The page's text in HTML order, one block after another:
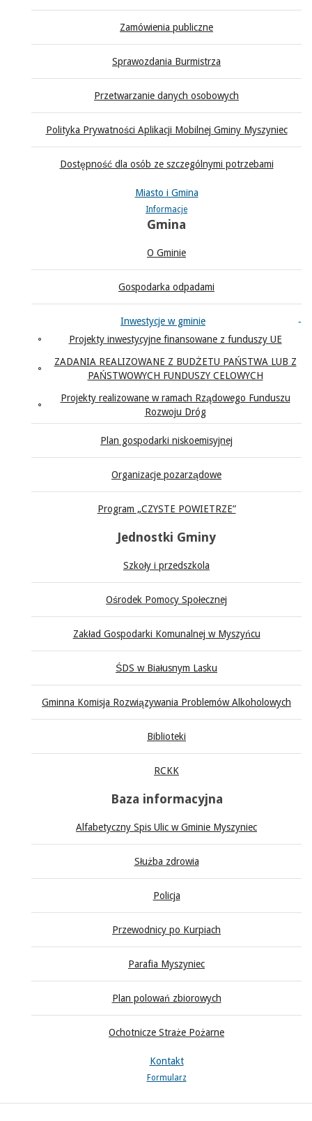
Zamówienia publiczne
Sprawozdania Burmistrza
Przetwarzanie danych osobowych
Polityka Prywatności Aplikacji Mobilnej Gminy Myszyniec
Dostępność dla osób ze szczególnymi potrzebami
Miasto i Gmina
Informacje
Gmina
O Gminie
Gospodarka odpadami
Inwestycje w gminie
Projekty inwestycyjne finansowane z funduszy UE
ZADANIA REALIZOWANE Z BUDŻETU PAŃSTWA LUB Z
PAŃSTWOWYCH FUNDUSZY CELOWYCH
Projekty realizowane w ramach Rządowego Funduszu
Rozwoju Dróg
Plan gospodarki niskoemisyjnej
Organizacje pozarządowe
Program „CZYSTE POWIETRZE”
Jednostki Gminy
Szkoły i przedszkola
Ośrodek Pomocy Społecznej
Zakład Gospodarki Komunalnej w Myszyńcu
ŚDS w Białusnym Lasku
Gminna Komisja Rozwiązywania Problemów Alkoholowych
Biblioteki
RCKK
Baza informacyjna
Alfabetyczny Spis Ulic w Gminie Myszyniec
Służba zdrowia
Policja
Przewodnicy po Kurpiach
Parafia Myszyniec
Plan polowań zbiorowych
Ochotnicze Straże Pożarne
Kontakt
Formularz